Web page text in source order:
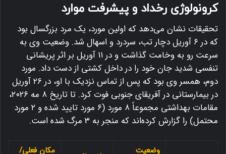
کرونولوژی رخداد و پیشرفت موارد
تحقیقات نشان می‌دهد که اولین مورد، یک مرد بزرگسال بود
که در ۶ آوریل دچار تب، سردرد و اسهال شد. وضعیت وی به
سرعت رو به وخامت گذاشت و در ۱۱ آوریل بر اثر پریشانی
تنفسی شدید جان خود را در داخل کشتی از دست داد. مورد
دوم، همسر وی بود که پس از تماس نزدیک با او، در ۲۶ آوریل
در بیمارستانی در آفریقای جنوبی فوت کرد. تا تاریخ ۸ مه ۲۰۲۶،
مقامات بهداشتی مجموعاً ۸ مورد (۶ مورد تایید شده و ۲ مورد
محتمل) را گزارش کرده‌اند که منجر به ۳ مرگ شده است.
وضعیت مکان فعلی/